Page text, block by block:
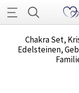
Chakra Set,
Edelsteinen,